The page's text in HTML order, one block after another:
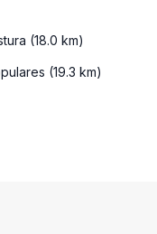
(18.0 km)
(19.3 km)